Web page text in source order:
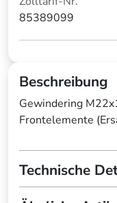
85389099
Beschreibung
Gewindering
Frontelemente
Technische